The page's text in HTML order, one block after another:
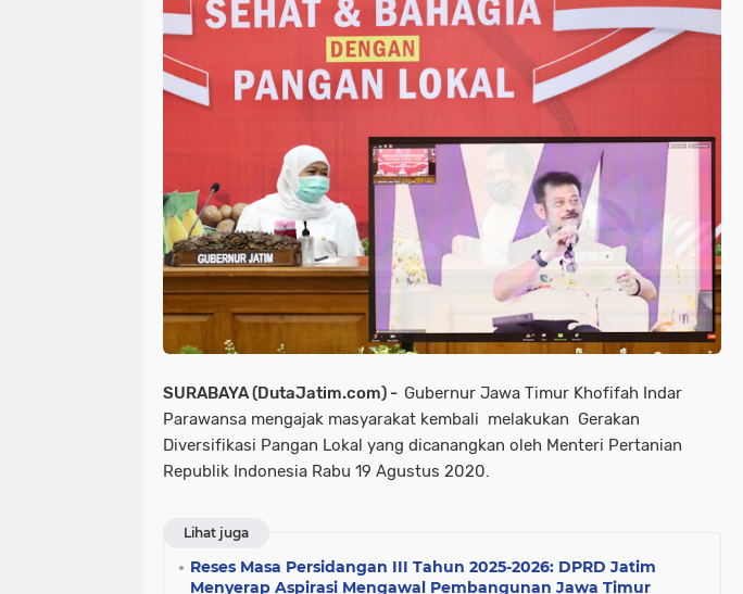
SURABAYA (DutaJatim.com) - Gubernur Jawa Timur Khofifah Indar
Parawansa mengajak masyarakat kembali melakukan Gerakan
Diversifikasi Pangan Lokal yang dicanangkan oleh Menteri Pertanian
Republik Indonesia Rabu 19 Agustus 2020.
Lihat juga
Reses Masa Persidangan III Tahun 2025-2026: DPRD Jatim
Menyerap Aspirasi Mengawal Pembangunan Jawa Timur